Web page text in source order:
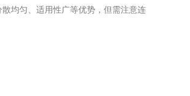
均匀、适用性广等优势，但需注意连